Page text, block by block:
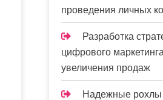
проведения личных
Разработка
цифрового
увеличения продаж
Надежные